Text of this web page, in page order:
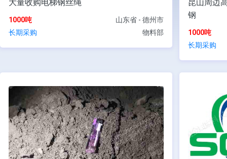
大量收购电梯钢丝绳
1000吨
山东省 - 德州市
长期采购
物料部
昆山周边
钢
1000吨
长期采购